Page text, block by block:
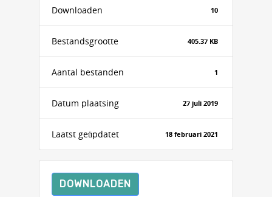
Downloaden 10
Bestandsgrootte 405.37 KB
Aantal bestanden 1
Datum plaatsing 27 juli 2019
Laatst geüpdatet 18 februari 2021
DOWNLOADEN